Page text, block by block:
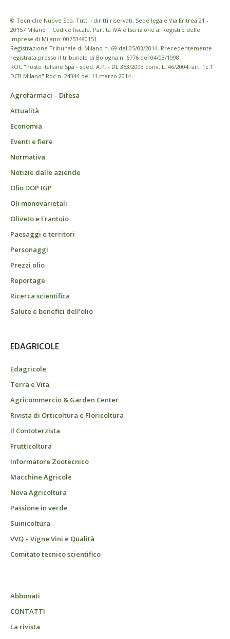
© Tecniche Nuove Spa. Tutti i diritti riservati. Sede legale Via Eritrea 21 -
20157 Milano | Codice fiscale, Partita IVA e Iscrizione al Registro delle
imprese di Milano: 00753480151
Registrazione Tribunale di Milano n. 69 del 05/03/2014. Precedentemente
registrata presso il tribunale di Bologna n. 6776 del 04/03/1998
ROC "Poste italiane Spa - sped. A.P. - DL 353/2003 conv. L. 46/2004, art. 1c.1:
DCB Milano" Roc n. 24344 del 11 marzo 2014
Agrofarmaci – Difesa
Attualità
Economia
Eventi e fiere
Normativa
Notizie dalle aziende
Olio DOP IGP
Oli monovarietali
Oliveto e Frantoio
Paesaggi e territori
Personaggi
Prezzi olio
Reportage
Ricerca scientifica
Salute e benefici dell’olio
EDAGRICOLE
Edagricole
Terra e Vita
Agricommercio & Garden Center
Rivista di Orticoltura e Floricoltura
Il Contoterzista
Frutticoltura
Informatore Zootecnico
Macchine Agricole
Nova Agricoltura
Passione in verde
Suinicoltura
VVQ – Vigne Vini e Qualità
Comitato tecnico scientifico
Abbonati
CONTATTI
La rivista